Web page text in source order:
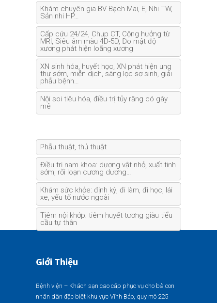
Khám chuyên gia BV Bạch Mai, E, Nhi TW,
Sản nhi HP…
Cấp cứu 24/24, Chụp CT, Cộng hưởng từ
MRI, Siêu âm màu 4D-5D, Đo mật độ
xương phát hiện loãng xương
XN sinh hóa, huyết học, XN phát hiện ung
thư sớm, miễn dịch, sàng lọc sơ sinh, giải
phẫu bệnh…
Nội soi tiêu hóa, điều trị tủy răng có gây
mê
Phẫu thuật, thủ thuật
Điều trị nam khoa: dương vật nhỏ, xuất tinh
sớm, rối loạn cương dương…
Khám sức khỏe: định kỳ, đi làm, đi học, lái
xe, yếu tố nước ngoài
Tiêm nội khớp; tiêm huyết tương giàu tiểu
cầu tự thân
Giới Thiệu
Bệnh viện – Khách sạn cao cấp phục vụ cho bà con
nhân dân đặc biệt khu vực Vĩnh Bảo, quy mô 225